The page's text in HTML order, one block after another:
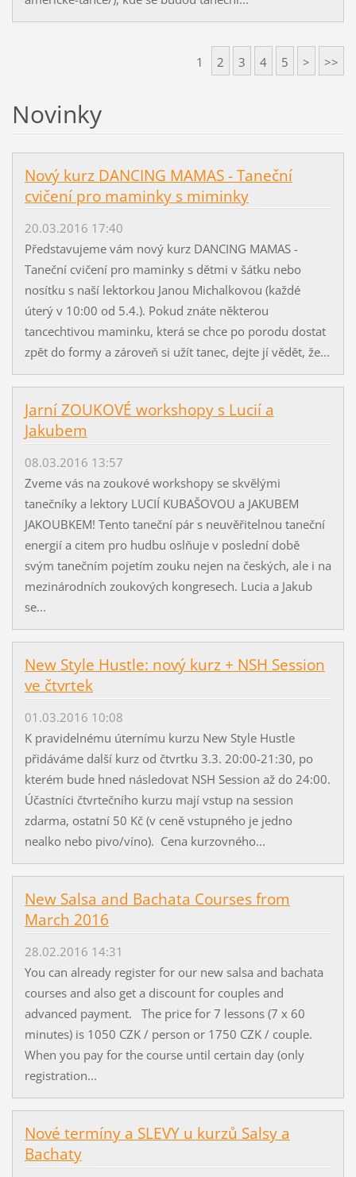
1 2 3 4 5 > >>
Novinky
Nový kurz DANCING MAMAS - Taneční
cvičení pro maminky s miminky
20.03.2016 17:40
Představujeme vám nový kurz DANCING MAMAS -
Taneční cvičení pro maminky s dětmi v šátku nebo
nosítku s naší lektorkou Janou Michalkovou (každé
úterý v 10:00 od 5.4.). Pokud znáte některou
tancechtivou maminku, která se chce po porodu dostat
zpět do formy a zároveň si užít tanec, dejte jí vědět, že...
Jarní ZOUKOVÉ workshopy s Lucií a
Jakubem
08.03.2016 13:57
Zveme vás na zoukové workshopy se skvělými
tanečníky a lektory LUCIÍ KUBAŠOVOU a JAKUBEM
JAKOUBKEM! Tento taneční pár s neuvěřitelnou taneční
energií a citem pro hudbu oslňuje v poslední době
svým tanečním pojetím zouku nejen na českých, ale i na
mezinárodních zoukových kongresech. Lucia a Jakub
se...
New Style Hustle: nový kurz + NSH Session
ve čtvrtek
01.03.2016 10:08
K pravidelnému úternímu kurzu New Style Hustle
přidáváme další kurz od čtvrtku 3.3. 20:00-21:30, po
kterém bude hned následovat NSH Session až do 24:00.
Účastníci čtvrtečního kurzu mají vstup na session
zdarma, ostatní 50 Kč (v ceně vstupného je jedno
nealko nebo pivo/víno). Cena kurzovného...
New Salsa and Bachata Courses from
March 2016
28.02.2016 14:31
You can already register for our new salsa and bachata
courses and also get a discount for couples and
advanced payment. The price for 7 lessons (7 x 60
minutes) is 1050 CZK / person or 1750 CZK / couple.
When you pay for the course until certain day (only
registration...
Nové termíny a SLEVY u kurzů Salsy a
Bachaty